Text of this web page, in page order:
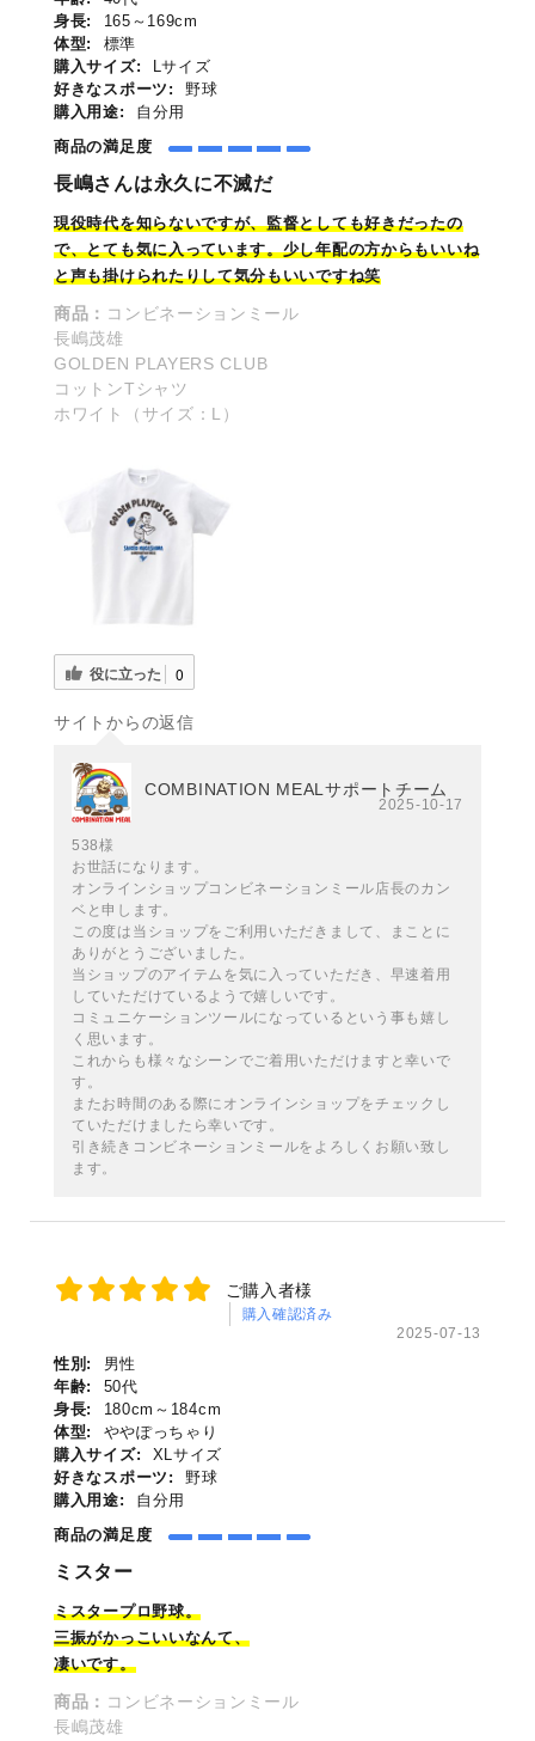
身長:
165～169cm
体型:
標準
購入サイズ:
Lサイズ
好きなスポーツ:
野球
購入用途:
自分用
商品の満足度
長嶋さんは永久に不滅だ
現役時代を知らないですが、監督としても好きだったの
で、とても気に入っています。少し年配の方からもいいね
と声も掛けられたりして気分もいいですね笑
商品： コンビネーションミール
長嶋茂雄
GOLDEN PLAYERS CLUB
コットンTシャツ
ホワイト（サイズ：L）
役に立った 0
サイトからの返信
COMBINATION MEALサポートチーム
2025-10-17
538様
お世話になります。
オンラインショップコンビネーションミール店長のカン
ベと申します。
この度は当ショップをご利用いただきまして、まことに
ありがとうございました。
当ショップのアイテムを気に入っていただき、早速着用
していただけているようで嬉しいです。
コミュニケーションツールになっているという事も嬉し
く思います。
これからも様々なシーンでご着用いただけますと幸いで
す。
またお時間のある際にオンラインショップをチェックし
ていただけましたら幸いです。
引き続きコンビネーションミールをよろしくお願い致し
ます。
ご購入者様
購入確認済み
2025-07-13
性別:
男性
年齢:
50代
身長:
180cm～184cm
体型:
ややぽっちゃり
購入サイズ:
XLサイズ
好きなスポーツ:
野球
購入用途:
自分用
商品の満足度
ミスター
ミスタープロ野球。
三振がかっこいいなんて、
凄いです。
商品： コンビネーションミール
長嶋茂雄